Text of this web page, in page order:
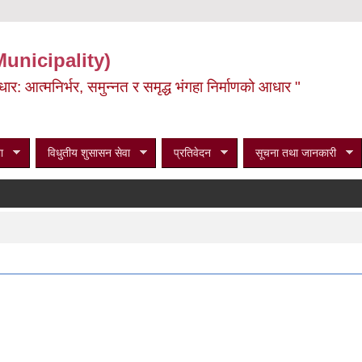
आत्मनिर्भर, समुन्नत र समृद्ध भंगहा निर्माणको आधार "
विधुतीय शुसासन सेवा प्रतिवेदन सूचना तथा जानकारी